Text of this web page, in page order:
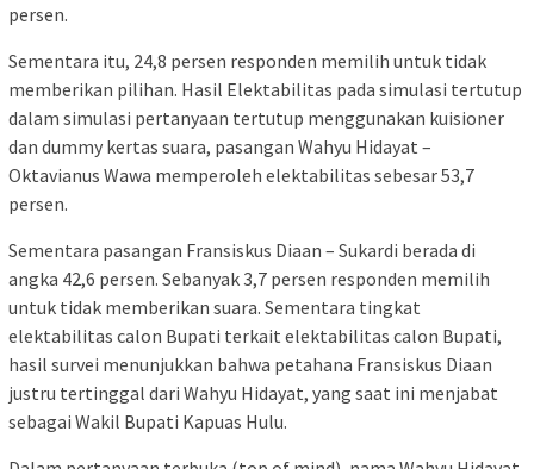
persen.
Sementara itu, 24,8 persen responden memilih untuk tidak
memberikan pilihan. Hasil Elektabilitas pada simulasi tertutup
dalam simulasi pertanyaan tertutup menggunakan kuisioner
dan dummy kertas suara, pasangan Wahyu Hidayat –
Oktavianus Wawa memperoleh elektabilitas sebesar 53,7
persen.
Sementara pasangan Fransiskus Diaan – Sukardi berada di
angka 42,6 persen. Sebanyak 3,7 persen responden memilih
untuk tidak memberikan suara. Sementara tingkat
elektabilitas calon Bupati terkait elektabilitas calon Bupati,
hasil survei menunjukkan bahwa petahana Fransiskus Diaan
justru tertinggal dari Wahyu Hidayat, yang saat ini menjabat
sebagai Wakil Bupati Kapuas Hulu.